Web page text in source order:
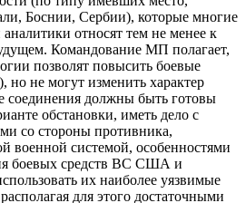
Боснии, Сербии), которые многие
относят тем не менее к
Командование МП полагает,
позволят повысить боевые
но не могут изменить характер
должны быть готовы
обстановки, иметь дело с
со стороны противника,
военной системой, особенностями
боевых средств ВС США и
их наиболее уязвимые
для этого достаточными